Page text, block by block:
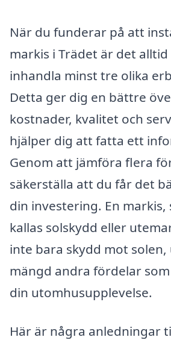
När du funderar på att
markis i Trädet är det
inhandla minst tre olika
Detta ger dig en bättre
kostnader, kvalitet och
hjälper dig att fatta ett
Genom att jämföra flera
säkerställa att du får det
din investering. En markis,
kallas solskydd eller
inte bara skydd mot solen,
mängd andra fördelar
din utomhusupplevelse.
Här är några anledningar